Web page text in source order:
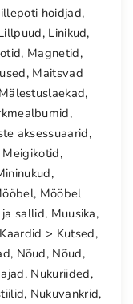
hoidjad,
, Linikud,
, Magnetid,
, Maitsvad
Mälestuslaekad,
,
aksessuaarid,
Meigikotid,
,
, Mööbel
sallid, Muusika,
> Kutsed,
, Nõud, Nõud,
, Nukuriided,
, Nukuvankrid,